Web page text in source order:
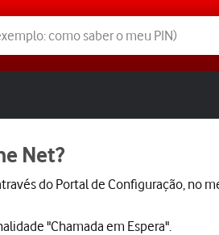
Net?
do Portal de Configuração, no
"Chamada em Espera".